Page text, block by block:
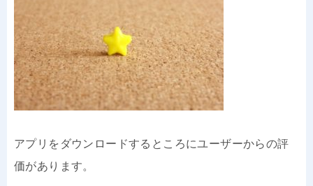
アプリをダウンロードするところにユーザーからの評
価があります。